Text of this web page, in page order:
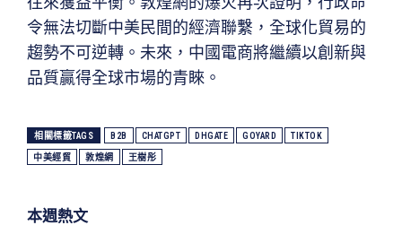
令無法切斷中美民間的經濟聯繫，全球化貿易的
趨勢不可逆轉。未來，中國電商將繼續以創新與
品質贏得全球市場的青睞。
相關標籤TAGS B2B CHATGPT DHGATE GOYARD TIKTOK
中美經貿 敦煌網 王樹彤
本週熱文